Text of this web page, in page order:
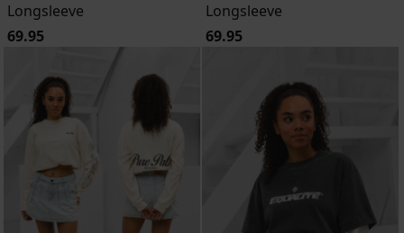
Longsleeve
69.95
Longsleeve
69.95